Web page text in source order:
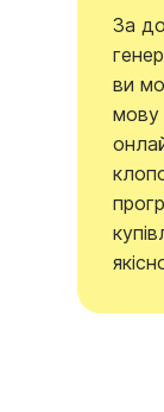
За
ви
мову